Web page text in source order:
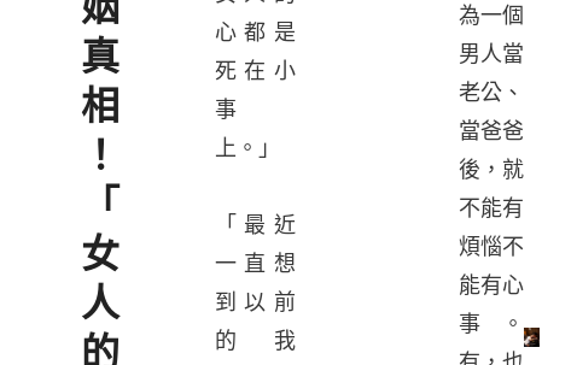
真
相
！
「
女
人
的
心都是
死在小
事
上。」
「最近
一直想
到以前
的我
為一個
男人當
老公、
當爸爸
後，就
不能有
煩惱不
能有心
事。